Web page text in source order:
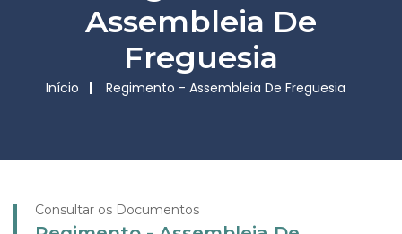
Assembleia De
Freguesia
Início Regimento - Assembleia De Freguesia
Consultar os Documentos